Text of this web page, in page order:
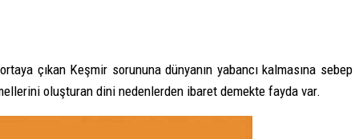
çıkan Keşmir sorununa dünyanın yabancı kalmasına sebep
oluşturan dini nedenlerden ibaret demekte fayda var.